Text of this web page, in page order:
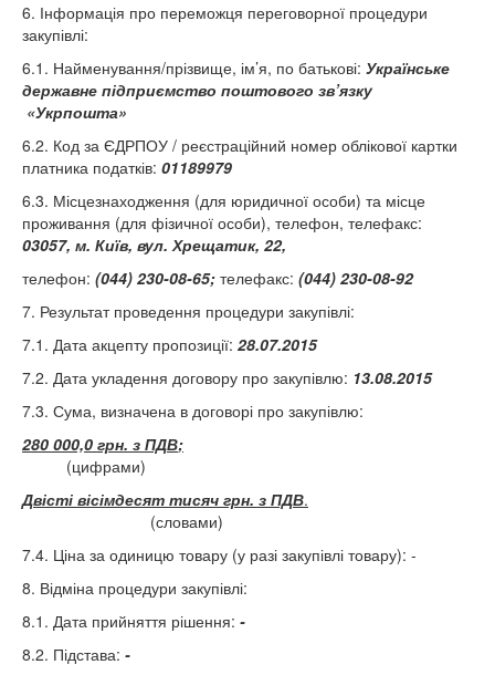
6. Інформація про переможця переговорної процедури
закупівлі:
6.1. Найменування/прізвище, ім’я, по батькові: Українське
державне підприємство поштового зв’язку
«Укрпошта»
6.2. Код за ЄДРПОУ / реєстраційний номер облікової картки
платника податків: 01189979
6.3. Місцезнаходження (для юридичної особи) та місце
проживання (для фізичної особи), телефон, телефакс:
03057, м. Київ, вул. Хрещатик, 22,
телефон: (044) 230-08-65; телефакс: (044) 230-08-92
7. Результат проведення процедури закупівлі:
7.1. Дата акцепту пропозиції: 28.07.2015
7.2. Дата укладення договору про закупівлю: 13.08.2015
7.3. Сума, визначена в договорі про закупівлю:
280 000,0 грн. з ПДВ;
(цифрами)
Двісті вісімдесят тисяч грн. з ПДВ.
(словами)
7.4. Ціна за одиницю товару (у разі закупівлі товару): -
8. Відміна процедури закупівлі:
8.1. Дата прийняття рішення: -
8.2. Підстава: -